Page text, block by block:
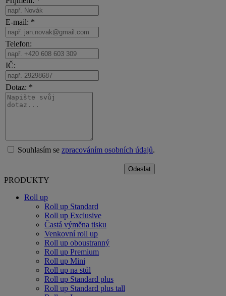
Klaprám B2
Cena: 480 Kč
Ceny bez DPH
Tisk: 138 Kč
více o produktu
« Zpět
Kontaktujte nás
Nevíte si rady s tiskovými podklady? Zajímají vás doplňující
informace k produktům? V případě jakéhokoliv dotazu nás
Příjmení: *